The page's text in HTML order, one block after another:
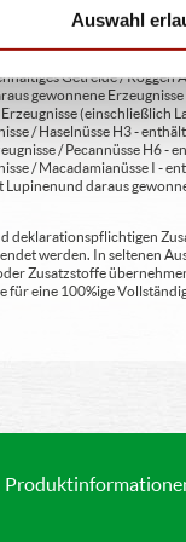
Auswahl
Getreide /
gewonnene
/ Haselnüsse H3 -
/ Pecannüsse H6
/ Macadamianüsse I -
und daraus
werden. In seltenen
Zusatzstoffe
eine 100%ige